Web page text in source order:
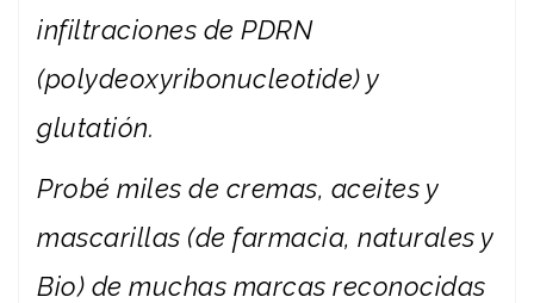
infiltraciones de PDRN
(polydeoxyribonucleotide) y
glutatión.
Probé miles de cremas, aceites y
mascarillas (de farmacia, naturales y
Bio) de muchas marcas reconocidas